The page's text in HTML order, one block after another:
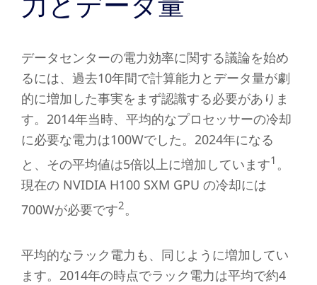
データセンターの電力効率に関する議論を始め
るには、過去10年間で計算能力とデータ量が劇
的に増加した事実をまず認識する必要がありま
す。2014年当時、平均的なプロセッサーの冷却
に必要な電力は100Wでした。2024年になる
と、その平均値は5倍以上に増加しています1 。
現在の NVIDIA H100 SXM GPU の冷却には
700Wが必要です2。
平均的なラック電力も、同じように増加してい
ます。2014年の時点でラック電力は平均で約4